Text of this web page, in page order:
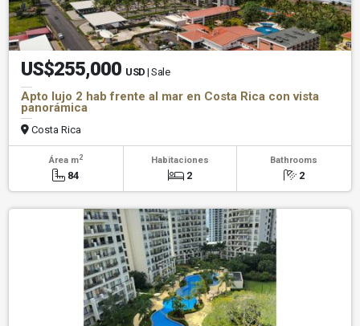
US$255,000 USD | Sale
Apto lujo 2 hab frente al mar en Costa Rica con vista
panorámica
Costa Rica
Área m2
84
Habitaciones
2
Bathrooms
2